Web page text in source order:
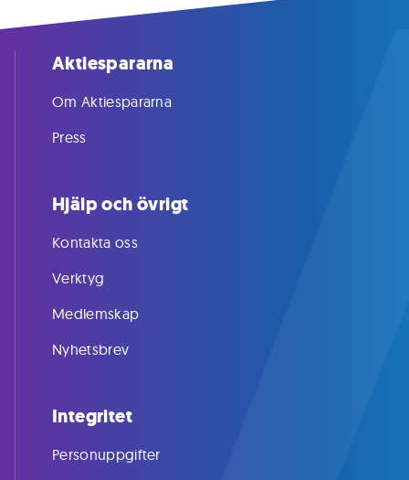
Aktiespararna
Om Aktiespararna
Press
Hjälp och övrigt
Kontakta oss
Verktyg
Medlemskap
Nyhetsbrev
Integritet
Personuppgifter